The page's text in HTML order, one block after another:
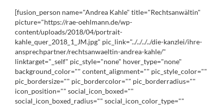
[fusion_person name="Andrea Kahle" title="Rechtsanwältin"
picture="https://rae-oehlmann.de/wp-
content/uploads/2018/04/portrait-
kahle_quer_2018_1_JM.jpg" pic_link="../../../../die-kanzlei/ihre-
ansprechpartner/rechtsanwaeltin-andrea-kahle/"
linktarget="_self" pic_style="none" hover_type="none"
background_color="" content_alignment="" pic_style_color=""
pic_bordersize="" pic_bordercolor="" pic_borderradius=""
icon_position="" social_icon_boxed=""
social_icon_boxed_radius="" social_icon_color_type=""